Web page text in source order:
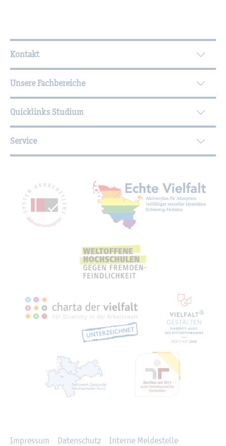
Wei­ter­füh­ren­de In­for­ma­tio­nen
Kontakt
Unsere Fachbereiche
Quicklinks Studium
Service
Mit­glied­schaf­ten,
Im­pres­sum Da­ten­schutz In­ter­ne Mel­de­stel­le